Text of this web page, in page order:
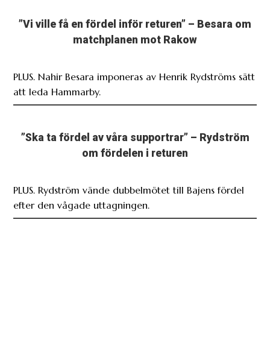
”Vi ville få en fördel inför returen” – Besara om
matchplanen mot Rakow
PLUS. Nahir Besara imponeras av Henrik Rydströms sätt
att leda Hammarby.
”Ska ta fördel av våra supportrar” – Rydström
om fördelen i returen
PLUS. Rydström vände dubbelmötet till Bajens fördel
efter den vågade uttagningen.